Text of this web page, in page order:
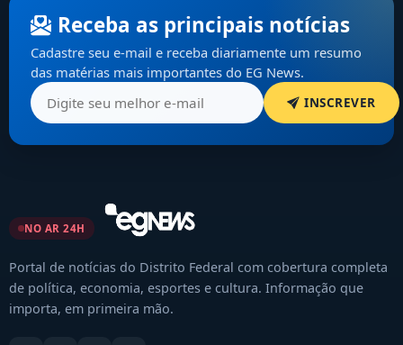
Receba as principais notícias
Cadastre seu e-mail e receba diariamente um resumo
das matérias mais importantes do EG News.
INSCREVER
NO AR 24H
Portal de notícias do Distrito Federal com cobertura completa
de política, economia, esportes e cultura. Informação que
importa, em primeira mão.